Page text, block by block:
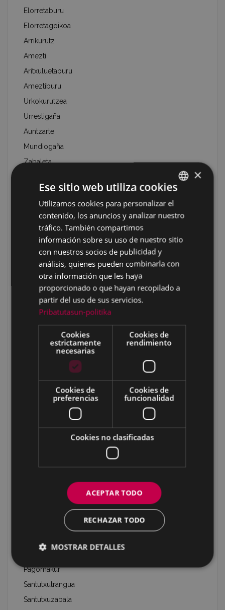
Elorretaburu
Elorretagoikoa
Arrikurutz
Amezti
Aritxuluetaburu
Ameztiburu
Urkokurutzea
Urrestigaña
Auntzarte
Mundiogaña
Zabaleta
Zabaleta 2
Arraiza/Pagadibeltza
Arraiza/ Pagadibeltza/Txinbotxia
Pagadibeltza/Tropelau
Oregizar
Amurutegi
Gorostadiko laua
Garaiguen
Garaiguenzelaia
Iruregaña
Pagomakur
Santutxutrangua
Santutxuzabala
BASQUE
SPANISH
×
Ese sitio web utiliza cookies
Utilizamos cookies para personalizar el
contenido, los anuncios y analizar nuestro
tráfico. También compartimos
información sobre su uso de nuestro sitio
con nuestros socios de publicidad y
análisis, quienes pueden combinarla con
otra información que les haya
proporcionado o que hayan recopilado a
partir del uso de sus servicios.
Pribatutasun-politika
Cookies
estrictamente
necesarias
Cookies de
rendimiento
Cookies de
preferencias
Cookies de
funcionalidad
Cookies no clasificadas
ACEPTAR TODO
RECHAZAR TODO
MOSTRAR DETALLES